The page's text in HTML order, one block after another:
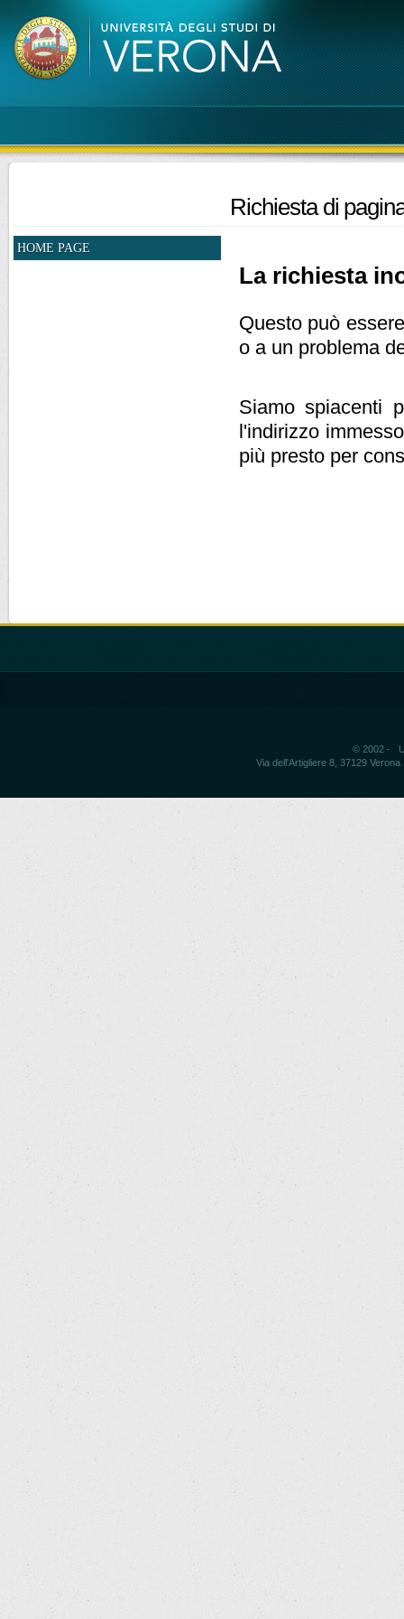
Richiesta di
HOME PAGE
La richiesta
Questo può
o a un problema
Siamo spiacenti
l'indirizzo
più presto per
© 2002 -
Via dell'Artigliere 8, 37129